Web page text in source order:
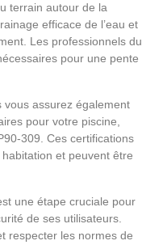
terrain autour de la
efficace de l’eau et
Les professionnels du
pour une pente
vous assurez également
pour votre piscine,
309. Ces certifications
et peuvent être
une étape cruciale pour
de ses utilisateurs.
respecter les normes de